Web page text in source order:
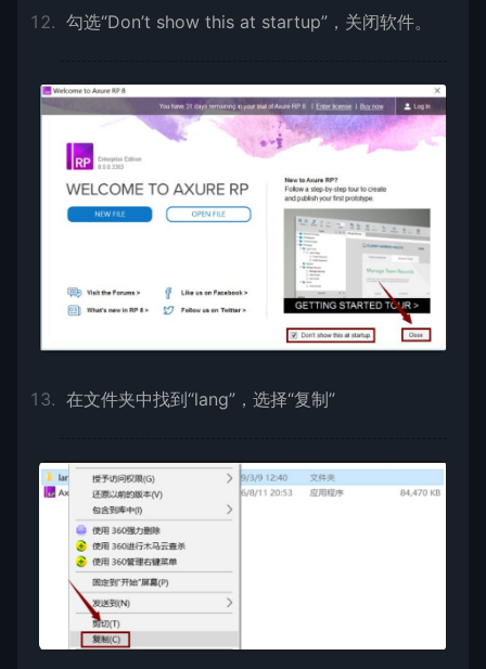
勾选“Don’t show this at startup”，关闭软件。
在文件夹中找到“lang”，选择“复制”